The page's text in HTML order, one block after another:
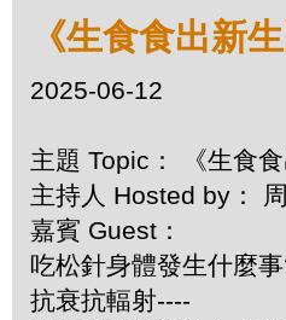
《生食食出新
2025-06-12
主題 Topic： 《生食
主持人 Hosted by：
嘉賓 Guest：
吃松針身體發生什麼
抗衰抗輻射----